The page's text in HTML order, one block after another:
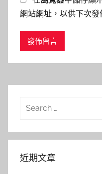
網站網址，以供下次發
Search
近期文章